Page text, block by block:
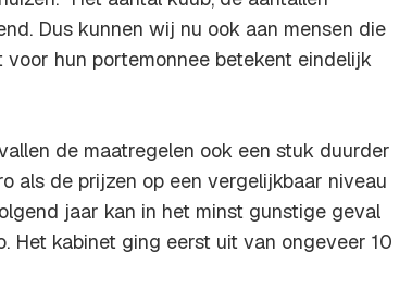
Dus kunnen wij nu ook aan mensen die
hun portemonnee betekent eindelijk
de maatregelen ook een stuk duurder
als de prijzen op een vergelijkbaar niveau
jaar kan in het minst gunstige geval
Het kabinet ging eerst uit van ongeveer 10